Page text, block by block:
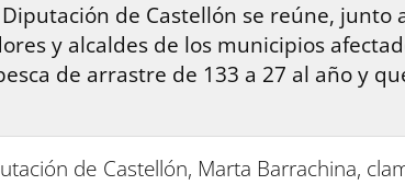
de Castellón se reúne,
y alcaldes de los municipios
de arrastre de 133 a 27 al año y
de Castellón, Marta Barrachina,